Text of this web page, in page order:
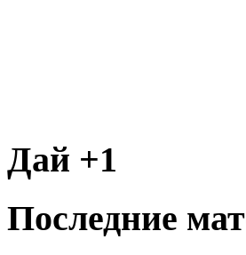
Дай +1
Последние